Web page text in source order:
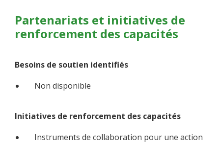
Partenariats et initiatives de
renforcement des capacités
Besoins de soutien identifiés
Non disponible
Initiatives de renforcement des capacités
Instruments de collaboration pour une action